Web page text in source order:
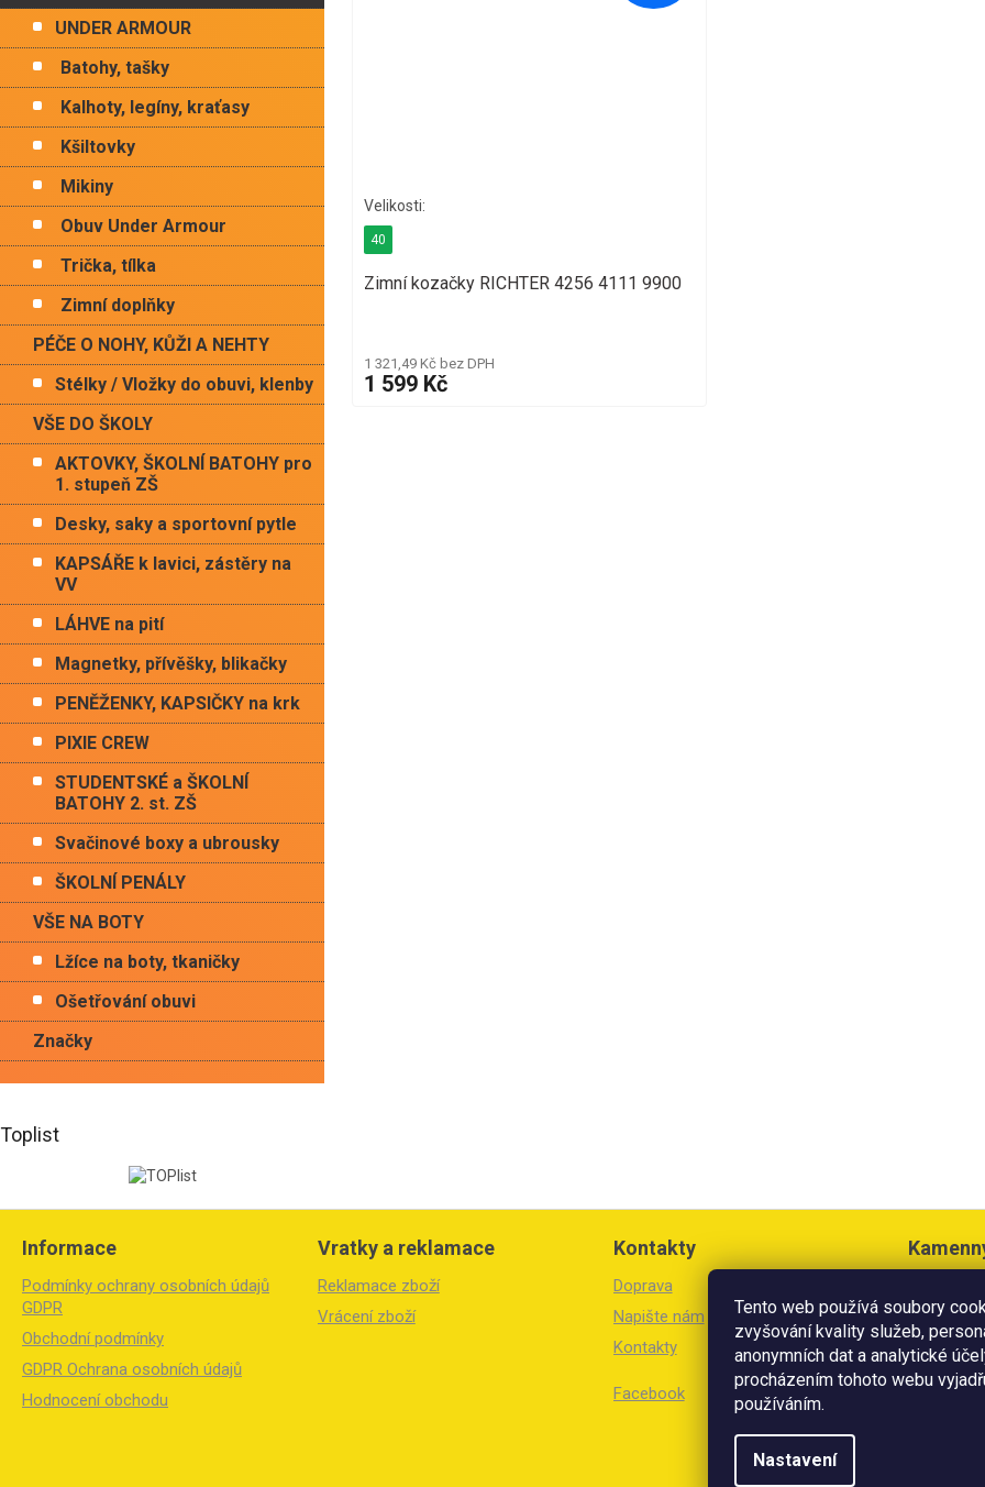
Tento web používá soubory
zvyšování kvality služeb,
anonymních dat a analytické
procházením tohoto webu
používáním.
Nastavení
UNDER ARMOUR
Batohy, tašky
Kalhoty, legíny, kraťasy
Kšiltovky
Mikiny
Obuv Under Armour
Trička, tílka
Zimní doplňky
PÉČE O NOHY, KŮŽI A NEHTY
Stélky / Vložky do obuvi, klenby
VŠE DO ŠKOLY
AKTOVKY, ŠKOLNÍ BATOHY pro
1. stupeň ZŠ
Desky, saky a sportovní pytle
KAPSÁŘE k lavici, zástěry na
VV
LÁHVE na pití
Magnetky, přívěšky, blikačky
PENĚŽENKY, KAPSIČKY na krk
PIXIE CREW
STUDENTSKÉ a ŠKOLNÍ
BATOHY 2. st. ZŠ
Svačinové boxy a ubrousky
ŠKOLNÍ PENÁLY
VŠE NA BOTY
Lžíce na boty, tkaničky
Ošetřování obuvi
Značky
Toplist
Zimní kozačky RICHTER 4256 4111 9900
1 321,49 Kč bez DPH
1 599 Kč
40
Z
Informace
Podmínky ochrany osobních údajů
GDPR
Obchodní podmínky
GDPR Ochrana osobních údajů
Hodnocení obchodu
Vratky a reklamace
Reklamace zboží
Vrácení zboží
Kontakty
Doprava
Napište nám
Kontakty
Facebook
Litoměřice
Otevírací
Po-Pá: